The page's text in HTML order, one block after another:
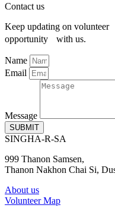
Contact us
Keep updating on volunteer
opportunity with us.
Name
Email
Message
SUBMIT
SINGHA-R-SA
999 Thanon Samsen,
Thanon Nakhon Chai Si,
About us
Volunteer Map